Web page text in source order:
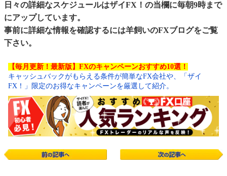
日々の詳細なスケジュールはザイFX！の当欄に毎朝9時まで
にアップしています。
事前に詳細な情報を確認するには羊飼いのFXブログをご覧
下さい。
【毎月更新！最新版】FXのキャンペーンおすすめ10選！
キャッシュバックがもらえる条件が簡単なFX会社や、「ザイ
FX！」限定のお得なキャンペーンを厳選して紹介。